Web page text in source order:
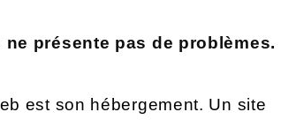
présente pas de problèmes.
est son hébergement. Un site